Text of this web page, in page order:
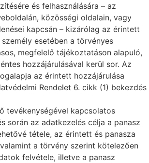
és felhasználására – az
közösségi oldalain, vagy
kapcsán – kizárólag az érintett
személy esetében a törvényes
megfelelő tájékoztatáson alapuló,
hozzájárulásával kerül sor. Az
az érintett hozzájárulása
Rendelet 6. cikk (1) bekezdés
tevékenységével kapcsolatos
során az adatkezelés célja a panasz
tétele, az érintett és panasza
a törvény szerint kötelezően
felvétele, illetve a panasz